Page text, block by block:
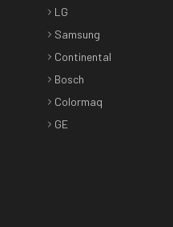
LG
Samsung
Continental
Bosch
Colormaq
GE